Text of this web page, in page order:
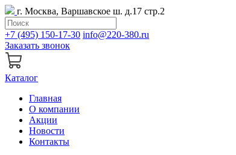
г. Москва, Варшавское ш. д.17 стр.2
+7 (495) 150-17-30 info@220-380.ru
Заказать звонок
Каталог
Главная
О компании
Акции
Новости
Контакты